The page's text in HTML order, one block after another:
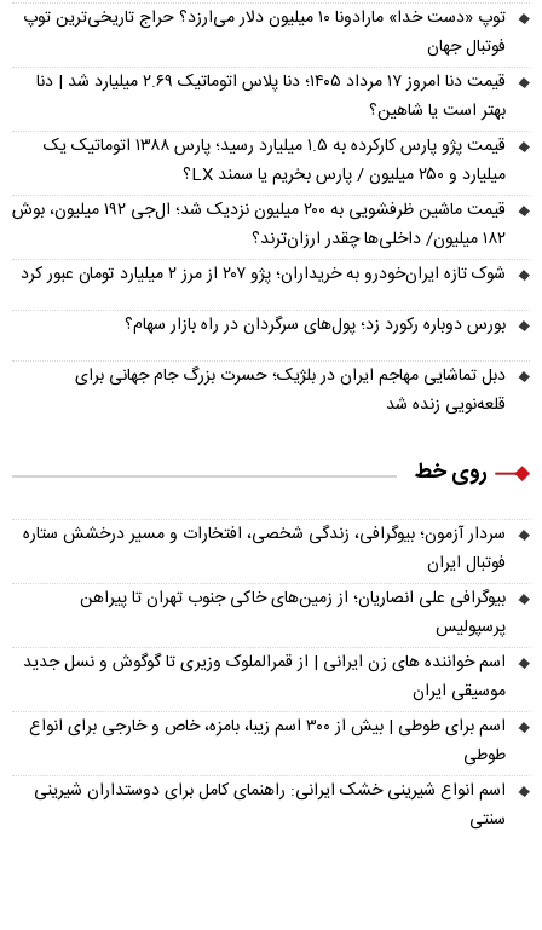
توپ «دست خدا» مارادونا ۱۰ میلیون دلار می‌ارزد؟ حراج تاریخی‌ترین توپ
فوتبال جهان
قیمت دنا امروز ۱۷ مرداد ۱۴۰۵؛ دنا پلاس اتوماتیک ۲.۶۹ میلیارد شد | دنا
بهتر است یا شاهین؟
قیمت پژو پارس کارکرده به ۱.۵ میلیارد رسید؛ پارس ۱۳۸۸ اتوماتیک یک
میلیارد و ۲۵۰ میلیون / پارس بخریم یا سمند LX؟
قیمت ماشین ظرفشویی به ۲۰۰ میلیون نزدیک شد؛ ال‌جی ۱۹۲ میلیون، بوش
۱۸۲ میلیون/ داخلی‌ها چقدر ارزان‌ترند؟
شوک تازه ایران‌خودرو به خریداران؛ پژو ۲۰۷ از مرز ۲ میلیارد تومان عبور کرد
بورس دوباره رکورد زد؛ پول‌های سرگردان در راه بازار سهام؟
دبل تماشایی مهاجم ایران در بلژیک؛ حسرت بزرگ جام جهانی برای
قلعه‌نویی زنده شد
روی خط
سردار آزمون؛ بیوگرافی، زندگی شخصی، افتخارات و مسیر درخشش ستاره
فوتبال ایران
بیوگرافی علی انصاریان؛ از زمین‌های خاکی جنوب تهران تا پیراهن
پرسپولیس
اسم خواننده های زن ایرانی | از قمرالملوک وزیری تا گوگوش و نسل جدید
موسیقی ایران
اسم برای طوطی | بیش از ۳۰۰ اسم زیبا، بامزه، خاص و خارجی برای انواع
طوطی
اسم انواع شیرینی خشک ایرانی: راهنمای کامل برای دوستداران شیرینی
سنتی